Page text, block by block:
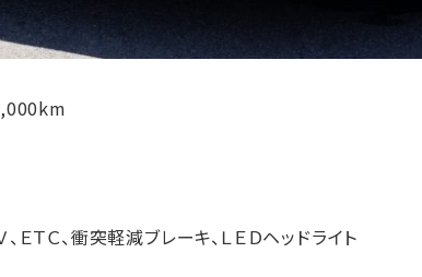
ＥＴＣ、衝突軽減ブレーキ、ＬＥＤヘッドライト